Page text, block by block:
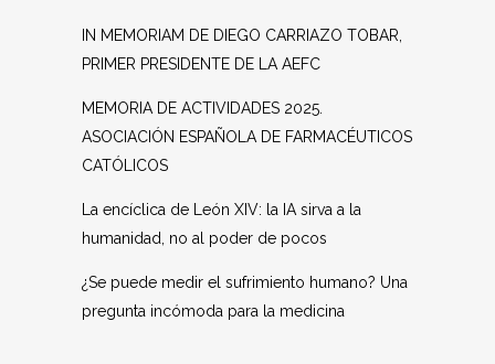
IN MEMORIAM DE DIEGO CARRIAZO TOBAR,
PRIMER PRESIDENTE DE LA AEFC
MEMORIA DE ACTIVIDADES 2025.
ASOCIACIÓN ESPAÑOLA DE FARMACÉUTICOS
CATÓLICOS
La encíclica de León XIV: la IA sirva a la
humanidad, no al poder de pocos
¿Se puede medir el sufrimiento humano? Una
pregunta incómoda para la medicina